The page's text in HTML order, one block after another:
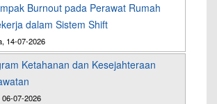
Burnout pada Perawat Rumah
dalam Sistem Shift
14-07-2026
Ketahanan dan Kesejahteraan
06-07-2026